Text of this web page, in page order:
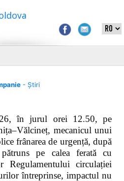
- Știri
în jurul orei 12.50, pe
mecanicul unui
frânarea de urgență, după
pe calea ferată cu
Regulamentului circulației
întreprinse, impactul nu